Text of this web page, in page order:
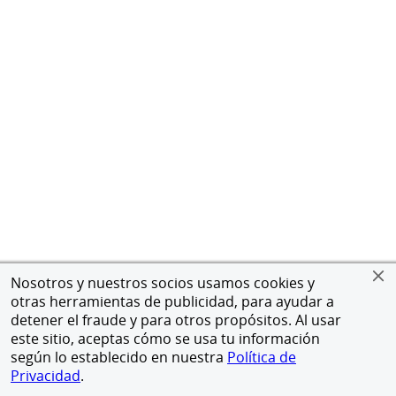
Nosotros y nuestros socios usamos cookies y
otras herramientas de publicidad, para ayudar a
detener el fraude y para otros propósitos. Al usar
este sitio, aceptas cómo se usa tu información
según lo establecido en nuestra Política de
Privacidad.